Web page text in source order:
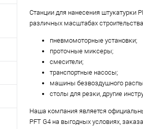
Станции для нанесения штукатурки
различных масштабах
пневмомоторные установки;
проточные миксеры;
смесители;
транспортные насосы;
машины безвоздушного
столы для резки, другие
Наша компания является
PFT G4 на выгодных условиях,